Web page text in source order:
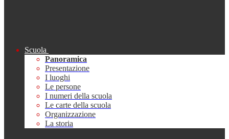
Scuola
Panoramica
Presentazione
I luoghi
Le persone
I numeri della scuola
Le carte della scuola
Organizzazione
La storia